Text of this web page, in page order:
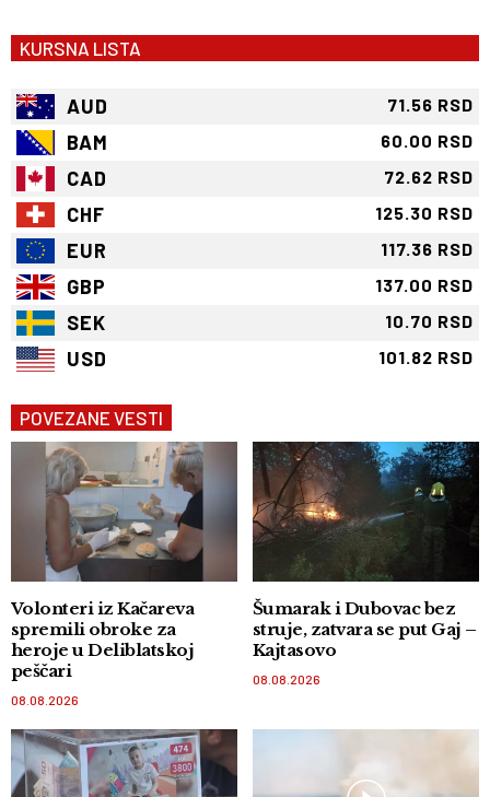
KURSNA LISTA
AUD 71.56 RSD
BAM 60.00 RSD
CAD 72.62 RSD
CHF 125.30 RSD
EUR 117.36 RSD
GBP 137.00 RSD
SEK 10.70 RSD
USD 101.82 RSD
POVEZANE VESTI
Volonteri iz Kačareva
spremili obroke za
heroje u Deliblatskoj
peščari
08.08.2026
Šumarak i Dubovac bez
struje, zatvara se put Gaj –
Kajtasovo
08.08.2026